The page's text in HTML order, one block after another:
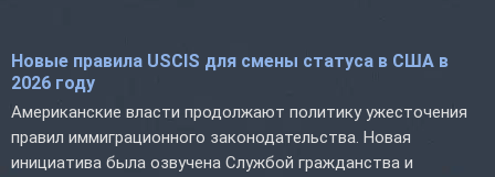
Новые правила USCIS для смены статуса в США в
2026 году
Американские власти продолжают политику ужесточения
правил иммиграционного законодательства. Новая
инициатива была озвучена Службой гражданства и